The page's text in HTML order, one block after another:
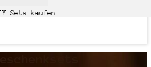
Sets kaufen